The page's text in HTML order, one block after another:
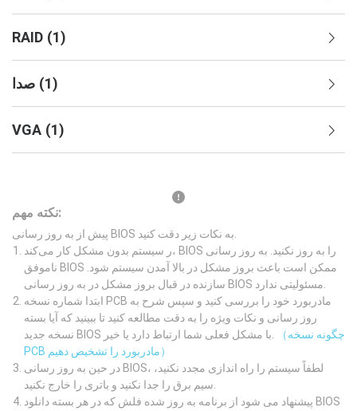
RAID (1)
صدا (1)
VGA (1)
نکته مهم:
ر سیستم بدون مشکل کار می‌کند، BIOS را به روز نکنید. به روز رسانی
ناموفق BIOS ممکن است باعث بروز مشکل در بالا آمدن سیستم شود.
ابتدا شماره نسخه PCB مادربورد خود را بررسی کنید و سپس شرح به
روز رسانی و نکات ویژه را به دقت مطالعه کنید تا ببینید که آیا بسته
（چگونه نسخه
PCB مادربورد را تشخیص دهیم）
در حین به روز رسانی BIOS، لطفاً سیستم را راه اندازی مجدد نکنید،
پیشنهاد می شود از برنامه به روز شده فلش که در هر بسته دانلود BIOS